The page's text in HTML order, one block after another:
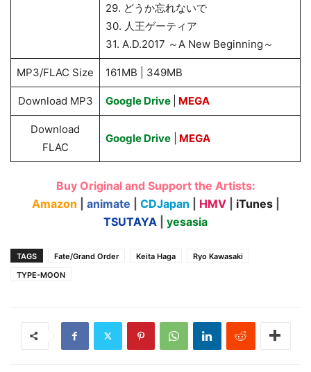
29. どうか忘れないで
30. 人王ゲーティア
31. A.D.2017 ～A New Beginning～
MP3/FLAC Size 161MB | 349MB
Download MP3 Google Drive MEGA
Download
FLAC
Google Drive| MEGA
Buy Original and Support the Artists:
Amazon
animate CDJapan HMV iTunes
TSUTAYA
yesasia
TAGS Fate/Grand Order Keita Haga
Ryo Kawasaki
TYPE-MOON